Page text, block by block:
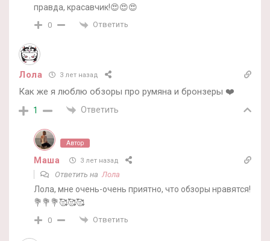
правда, красавчик!😍😍😍
0 Ответить
Лола 3 лет назад
Как же я люблю обзоры про румяна и бронзеры ❤️
1 Ответить
Автор
Маша 3 лет назад
Ответить на Лола
Лола, мне очень-очень приятно, что обзоры нравятся!
💐💐💐🥰🥰🥰
0 Ответить